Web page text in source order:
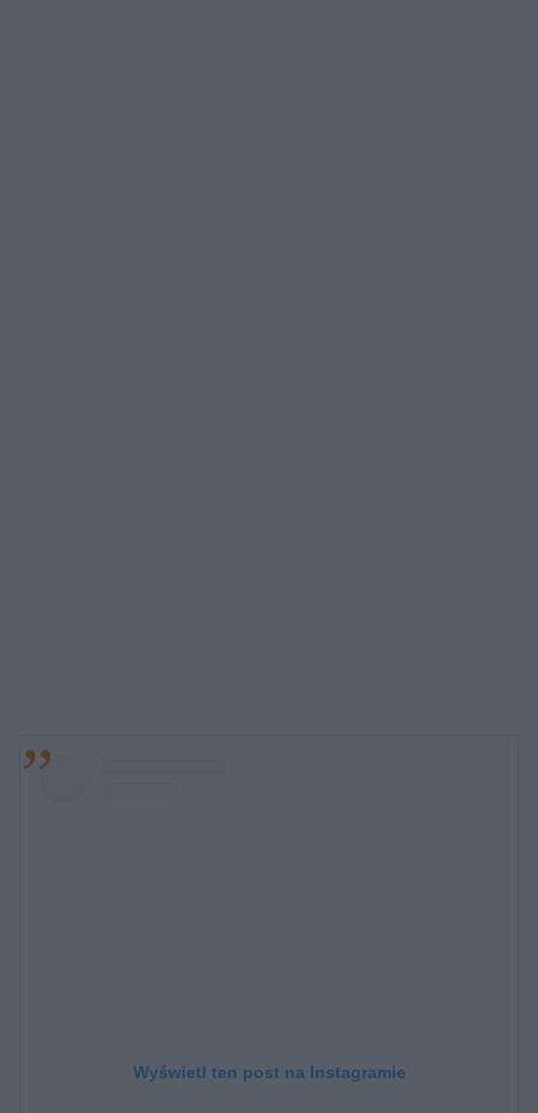
Wyświetl ten post na Instagramie